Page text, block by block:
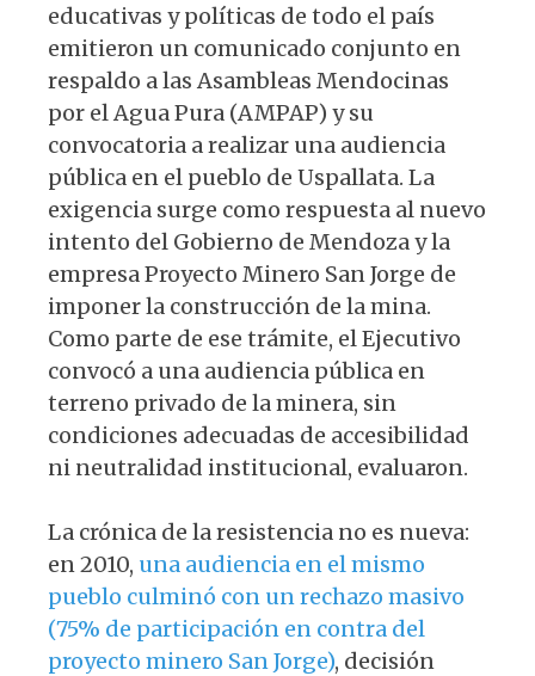
educativas y políticas de todo el país
emitieron un comunicado conjunto en
respaldo a las Asambleas Mendocinas
por el Agua Pura (AMPAP) y su
convocatoria a realizar una audiencia
pública en el pueblo de Uspallata. La
exigencia surge como respuesta al nuevo
intento del Gobierno de Mendoza y la
empresa Proyecto Minero San Jorge de
imponer la construcción de la mina.
Como parte de ese trámite, el Ejecutivo
convocó a una audiencia pública en
terreno privado de la minera, sin
condiciones adecuadas de accesibilidad
ni neutralidad institucional, evaluaron.
La crónica de la resistencia no es nueva:
en 2010, una audiencia en el mismo
pueblo culminó con un rechazo masivo
(75% de participación en contra del
proyecto minero San Jorge), decisión